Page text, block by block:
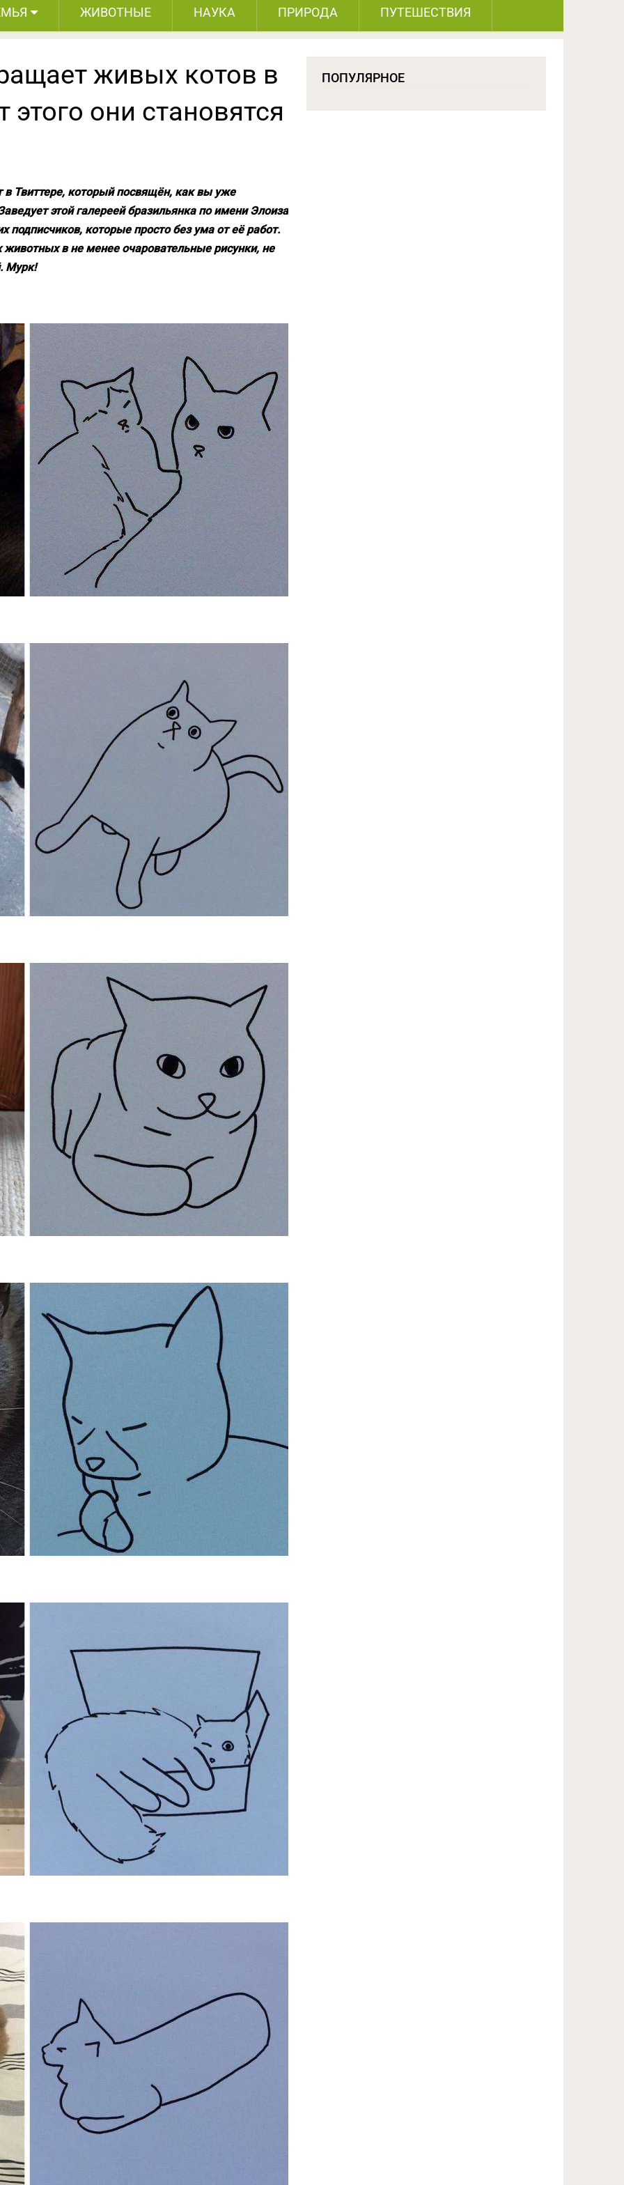
ЖИВОТНЫЕ НАУКА ПРИРОДА ПУТЕШЕСТВИЯ
живых котов в
они становятся
Твиттере, который посвящён, как вы уже
этой галереей бразильянка по имени Элоиза
подписчиков, которые просто без ума от её работ.
в не менее очаровательные рисунки, не
Мурк!
ПОПУЛЯРНОЕ